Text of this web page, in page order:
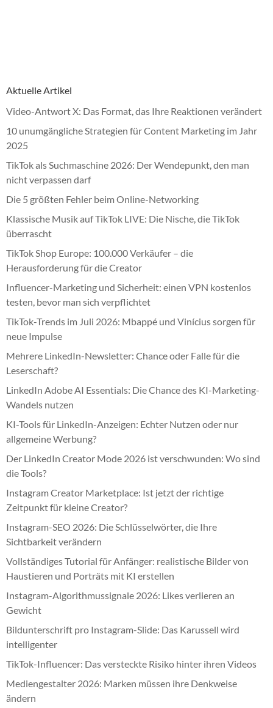
Aktuelle Artikel
Video-Antwort X: Das Format, das Ihre Reaktionen verändert
10 unumgängliche Strategien für Content Marketing im Jahr
2025
TikTok als Suchmaschine 2026: Der Wendepunkt, den man
nicht verpassen darf
Die 5 größten Fehler beim Online-Networking
Klassische Musik auf TikTok LIVE: Die Nische, die TikTok
überrascht
TikTok Shop Europe: 100.000 Verkäufer – die
Herausforderung für die Creator
Influencer-Marketing und Sicherheit: einen VPN kostenlos
testen, bevor man sich verpflichtet
TikTok-Trends im Juli 2026: Mbappé und Vinícius sorgen für
neue Impulse
Mehrere LinkedIn-Newsletter: Chance oder Falle für die
Leserschaft?
LinkedIn Adobe AI Essentials: Die Chance des KI-Marketing-
Wandels nutzen
KI-Tools für LinkedIn-Anzeigen: Echter Nutzen oder nur
allgemeine Werbung?
Der LinkedIn Creator Mode 2026 ist verschwunden: Wo sind
die Tools?
Instagram Creator Marketplace: Ist jetzt der richtige
Zeitpunkt für kleine Creator?
Instagram-SEO 2026: Die Schlüsselwörter, die Ihre
Sichtbarkeit verändern
Vollständiges Tutorial für Anfänger: realistische Bilder von
Haustieren und Porträts mit KI erstellen
Instagram-Algorithmussignale 2026: Likes verlieren an
Gewicht
Bildunterschrift pro Instagram-Slide: Das Karussell wird
intelligenter
TikTok-Influencer: Das versteckte Risiko hinter ihren Videos
Mediengestalter 2026: Marken müssen ihre Denkweise
ändern